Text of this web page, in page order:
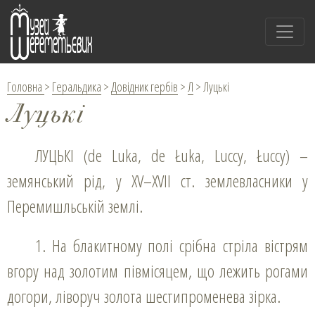
Головна > Геральдика >Довідник гербів >Л >Луцькі
Луцькі
ЛУЦЬКІ (de Luka, de Łuka, Luccy, Łuccy) –
земянський рід, у XV–XVІI ст. землевласники у
Перемишльській землі.
1. На блакитному полі срібна стріла вістрям
вгору над золотим півмісяцем, що лежить рогами
догори, ліворуч золота шестипроменева зірка.